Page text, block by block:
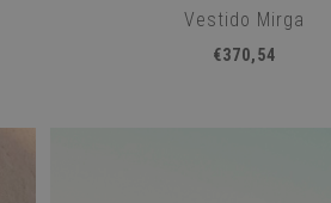
Vestido Mirga
€370,54